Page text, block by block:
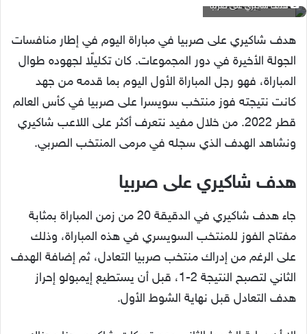
هدف شاكيري على صربيا
هدف شاكيري على صربيا في مباراة اليوم في إطار منافسات
الجولة الأخيرة في دور المجموعات. كان تكليلًا لجهوده طوال
المباراة، فهو رجل المباراة الأول اليوم بما قدمه من جهد
كانت نتيجته فوز منتخب سويسرا على صربيا في كأس العالم
قطر 2022. من خلال مفيد نتعرف أكثر على اللاعب شاكيري
ونشاهد الهدف الذي سجله في مرمى المنتخب الصربي.
هدف شاكيري على صربيا
جاء هدف شاكيري في الدقيقة 20 من زمن المباراة بمثابة
مفتاح الفوز للمنتخب السويسري في هذه المباراة، وذلك
على الرغم من إدراك منتخب صربيا التعادل، ثم إضافة الهدف
الثاني لتصبح النتيجة 2-1، قبل أن يستطيع إيمبولو إحراز
هدف التعادل قبل نهاية الشوط الأول.